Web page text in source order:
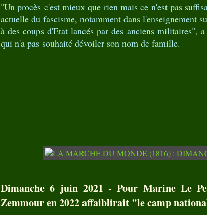
"Un procès c'est mieux que rien mais ce n'est pas
actuelle du fascisme, notamment dans l'enseignement
à des coups d'Etat lancés par des anciens militaires",
qui n'a pas souhaité dévoiler son nom de famille.
Dimanche 6 juin 2021 - Pour Marine Le
Zemmour en 2022 affaiblirait "le camp